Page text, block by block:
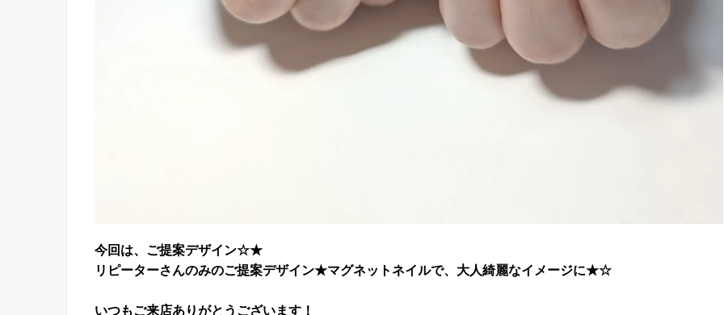
今回は、ご提案デザイン☆★
リピーターさんのみのご提案デザイン★マグネットネイルで、大人綺麗なイメージに★☆
いつもご来店ありがとうございます！